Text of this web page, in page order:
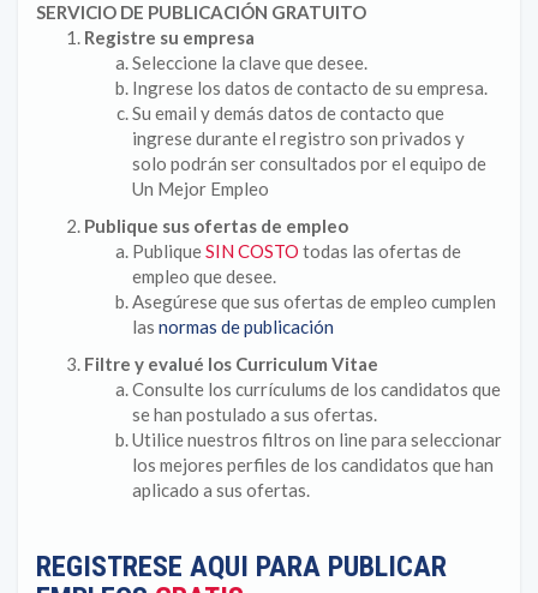
SERVICIO DE PUBLICACIÓN GRATUITO
Registre su empresa
Seleccione la clave que desee.
Ingrese los datos de contacto de su empresa.
Su email y demás datos de contacto que
ingrese durante el registro son privados y
solo podrán ser consultados por el equipo de
Un Mejor Empleo
Publique sus ofertas de empleo
PubliqueSIN COSTO todas las ofertas de
empleo que desee.
Asegúrese que sus ofertas de empleo cumplen
las normas de publicación
Filtre y evalué los Curriculum Vitae
Consulte los currículums de los candidatos que
se han postulado a sus ofertas.
Utilice nuestros filtros on line para seleccionar
los mejores perfiles de los candidatos que han
aplicado a sus ofertas.
REGISTRESE AQUI PARA PUBLICAR